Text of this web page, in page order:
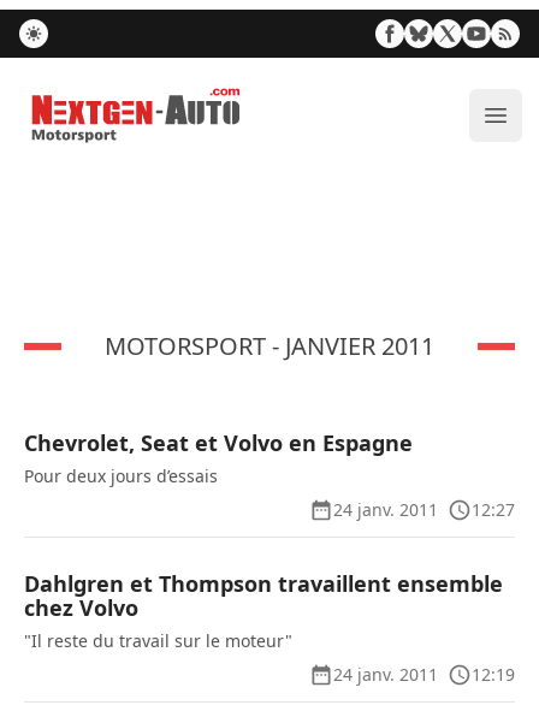
Nextgen-Auto.com
MOTORSPORT - JANVIER 2011
Chevrolet, Seat et Volvo en Espagne
Pour deux jours d’essais
24 janv. 2011
12:27
Dahlgren et Thompson travaillent ensemble
chez Volvo
"Il reste du travail sur le moteur"
24 janv. 2011
12:19